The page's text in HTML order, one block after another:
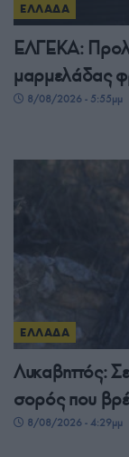
ΕΛΛΑΔΑ
ΕΛΓΕΚΑ:
μαρμελάδας
8/08/2026 - 5:55μμ
ΕΛΛΑΔΑ
Λυκαβηττός:
σορός που
8/08/2026 - 4:29μμ